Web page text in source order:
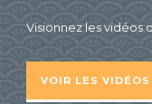
Visionnez les vidéos
VOIR LES VIDÉOS